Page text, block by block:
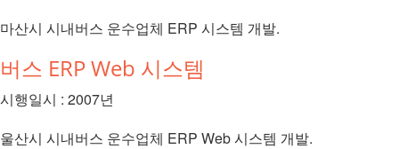
마산시 시내버스 운수업체 ERP 시스템 개발.
버스 ERP Web 시스템
시행일시 : 2007년
울산시 시내버스 운수업체 ERP Web 시스템 개발.